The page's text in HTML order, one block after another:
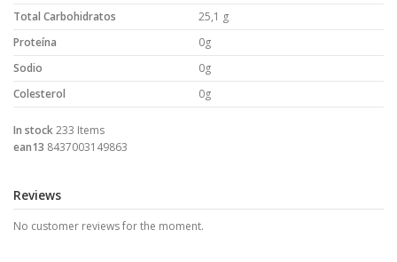
Total Carbohidratos
25,1 g
Proteína
0g
Sodio
0g
Colesterol
0g
In stock233 Items
ean13 8437003149863
Reviews
No customer reviews for the moment.